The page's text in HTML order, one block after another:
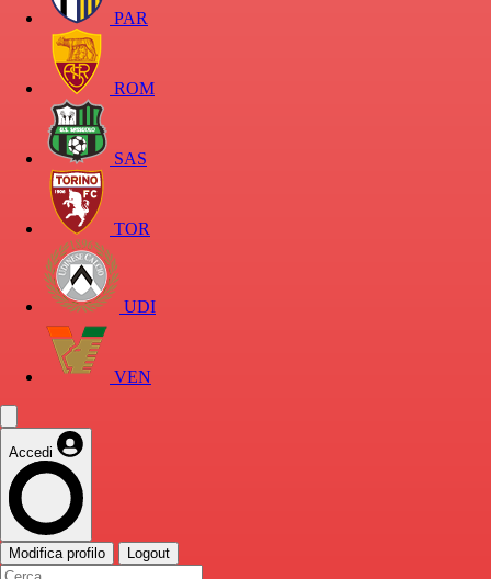
PAR
ROM
SAS
TOR
UDI
VEN
Accedi
Modifica profilo Logout